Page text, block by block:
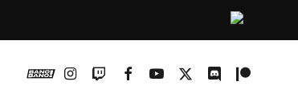
vk instagram
twitchfacebookyoutube
x-
discordpatreon